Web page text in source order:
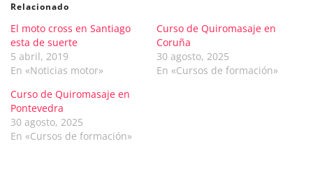
Relacionado
El moto cross en Santiago
esta de suerte
5 abril, 2019
En «Noticias motor»
Curso de Quiromasaje en
Coruña
30 agosto, 2025
En «Cursos de formación»
Curso de Quiromasaje en
Pontevedra
30 agosto, 2025
En «Cursos de formación»